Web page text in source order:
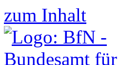
zum Inhalt